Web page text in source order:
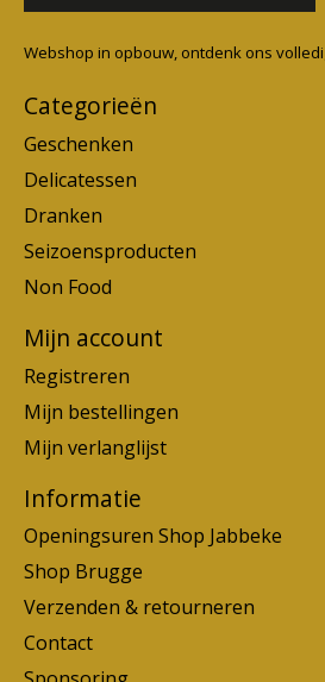
Webshop in opbouw, ontdenk ons
Categorieën
Geschenken
Delicatessen
Dranken
Seizoensproducten
Non Food
Mijn account
Registreren
Mijn bestellingen
Mijn verlanglijst
Informatie
Openingsuren Shop Jabbeke
Shop Brugge
Verzenden & retourneren
Contact